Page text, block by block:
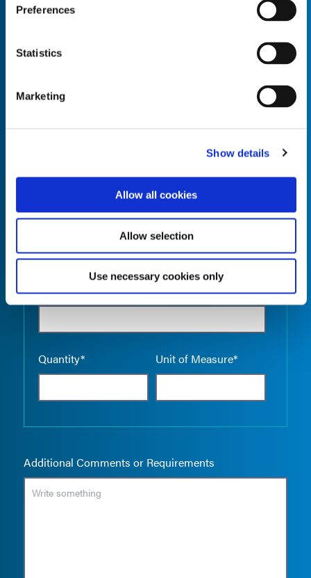
Preferences
Statistics
Marketing
Show details
Allow all cookies
Allow selection
Use necessary cookies only
Unit of Measure*
Product Name*
Quantity* Unit of Measure*
Additional Comments or Requirements